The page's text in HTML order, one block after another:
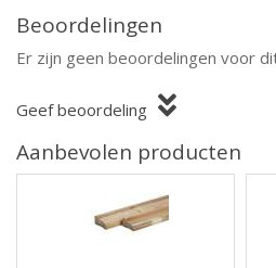
Beoordelingen
Er zijn geen beoordelingen voor
Geef beoordeling
Aanbevolen producten